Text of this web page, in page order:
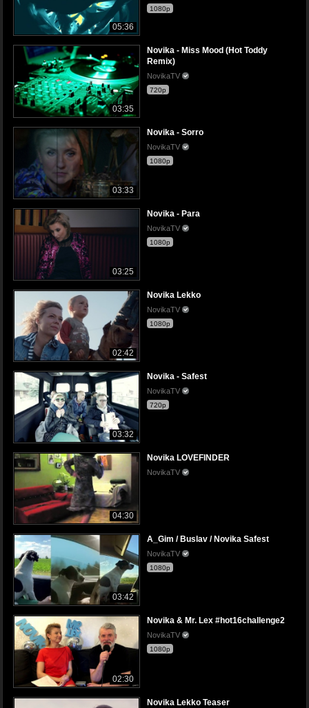
05:36
1080p
03:35
Novika - Miss Mood (Hot Toddy
Remix)
NovikaTV
720p
03:33
Novika - Sorro
NovikaTV
1080p
03:25
Novika - Para
NovikaTV
1080p
02:42
Novika Lekko
NovikaTV
1080p
03:32
Novika - Safest
NovikaTV
720p
04:30
Novika LOVEFINDER
NovikaTV
03:42
A_Gim / Buslav / Novika Safest
NovikaTV
1080p
02:30
Novika & Mr. Lex #hot16challenge2
NovikaTV
1080p
Novika Lekko Teaser